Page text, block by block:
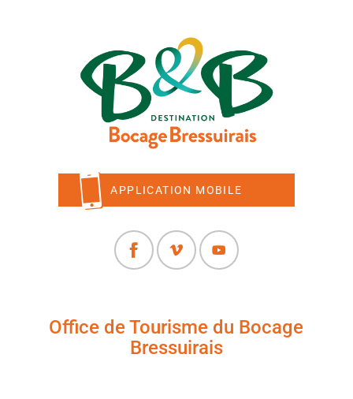
APPLICATION MOBILE
Office de Tourisme du Bocage
Bressuirais